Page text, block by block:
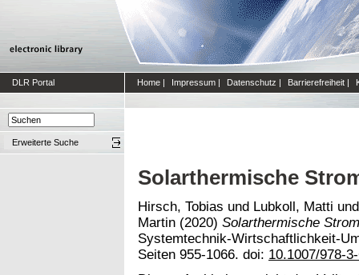
DLR Portal Home | Impressum | Datenschutz | Barrierefreiheit |
Erweiterte Suche
Solarthermische
Hirsch, Tobias und Lubkoll, Matti
Martin (2020) Solarthermische
Systemtechnik-Wirtschaftlichkeit-
Seiten 955-1066. doi: 10.1007/978-